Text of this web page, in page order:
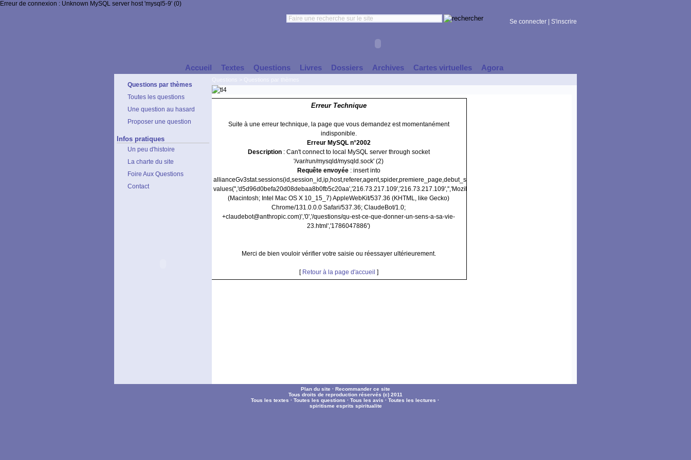
Erreur de connexion : Unknown MySQL server host 'mysql5-9' (0)
Se connecter S'inscrire
Accueil Textes Questions Livres Dossiers Archives Cartes virtuelles Agora
Questions par thèmes
Toutes les questions
Une question au hasard
Proposer une question
Infos pratiques
Un peu d'histoire
La charte du site
Foire Aux Questions
Contact
Erreur Technique
Suite à une erreur technique, la page que vous demandez est momentanément
indisponible.
Erreur MySQL n°2002
Description: Can't connect to local MySQL server through socket
'/var/run/mysqld/mysqld.sock' (2)
Requête envoyée: insert into
allianceGv3stat.sessions(id,session_id,ip,host,referer,agent,spider,premiere_page,debut_session)
values('','d5d96d0befa20d08debaa8b0fb5c20aa','216.73.217.109','216.73.217.109','','Mozilla/5.0
(Macintosh; Intel Mac OS X 10_15_7) AppleWebKit/537.36 (KHTML, like Gecko)
Chrome/131.0.0.0 Safari/537.36; ClaudeBot/1.0;
+claudebot@anthropic.com)','0','/questions/qu-est-ce-que-donner-un-sens-a-sa-vie-
23.html','1786047886')
Merci de bien vouloir vérifier votre saisie ou réessayer ultérieurement.
[ Retour à la page d'accueil ]
Plan du site · Recommander ce site
Tous droits de reproduction réservés (c) 2011
Tous les textes · Toutes les questions · Tous les avis · Toutes les lectures ·
spiritisme esprits spiritualite